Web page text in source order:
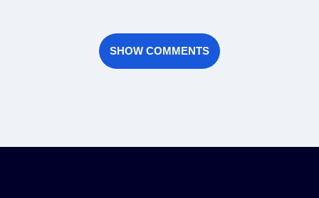
SHOW COMMENTS